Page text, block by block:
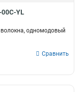
YL
волокна, одномодовый
Сравнить